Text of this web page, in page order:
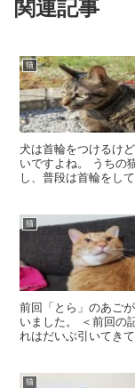
関連記事
猫
犬は首輪をつけるけ
いですよね。 うちの
し、普段は首輪をし
猫
前回「とら」のあご
いました。 ＜前回の
れはだいぶ引いてき
猫